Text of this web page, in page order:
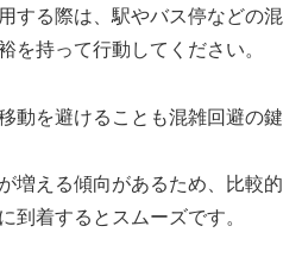
する際は、駅やバス停などの混
を持って行動してください。
動を避けることも混雑回避の鍵
増える傾向があるため、比較的
到着するとスムーズです。